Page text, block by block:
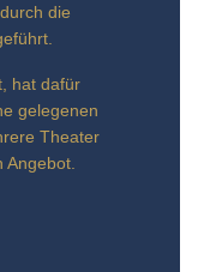
die
hat dafür
gelegenen
Theater